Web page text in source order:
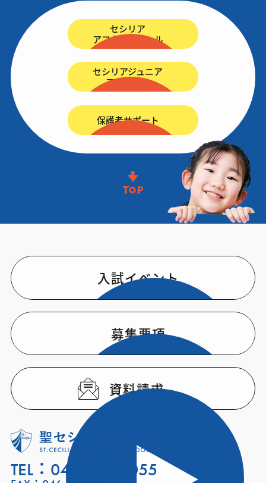
セシリア
アフタースクール
セシリアジュニア
アカデミー
保護者サポート
入試イベント
募集要項
資料請求
TEL： 046-275-3055